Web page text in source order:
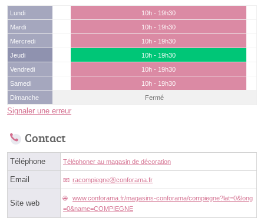
Lundi
10h - 19h30
Mardi
10h - 19h30
Mercredi
10h - 19h30
Jeudi
10h - 19h30
Vendredi
10h - 19h30
Samedi
10h - 19h30
Dimanche
Fermé
Signaler une erreur
Contact
Téléphone Téléphoner au magasin de décoration
Email racompiegneⓐconforama.fr
Site web
www.conforama.fr/magasins-conforama/compiegne?lat=0&long
=0&name=COMPIEGNE